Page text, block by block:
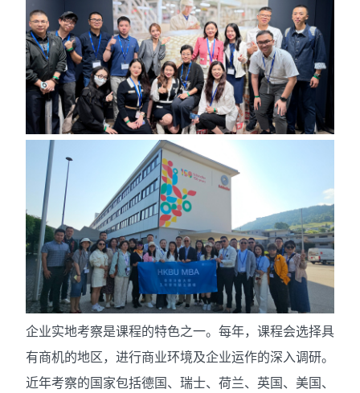
企业实地考察是课程的特色之一。每年，课程会选择具
有商机的地区，进行商业环境及企业运作的深入调研。
近年考察的国家包括德国、瑞士、荷兰、英国、美国、